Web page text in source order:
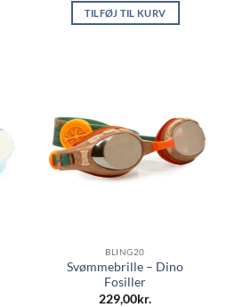
TILFØJ TIL KURV
BLING20
Svømmebrille – Dino
Fosiller
229,00kr.